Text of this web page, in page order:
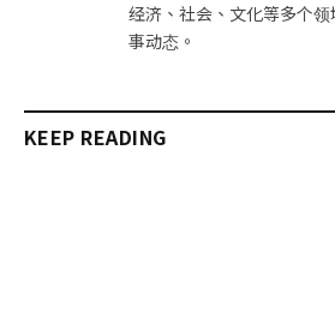
经济、社会、文化等多个
事动态。
KEEP READING